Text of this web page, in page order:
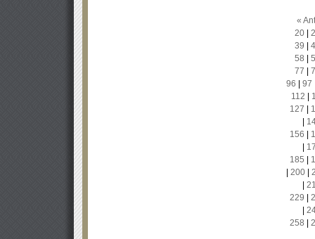
«
20|
39
58
77
96
97
112
127
156
185
200|
229
258